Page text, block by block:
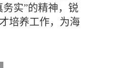
实”的精神，锐
培养工作， 为海